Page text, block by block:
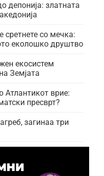
депонија: златната
сретнете со мечка:
еколошко друштво
екосистем
Земјата
Атлантикот врие:
пресврт?
загинаа три